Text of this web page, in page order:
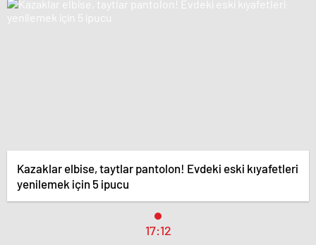
Kazaklar elbise, taytlar pantolon! Evdeki eski kıyafetleri
yenilemek için 5 ipucu
17:12